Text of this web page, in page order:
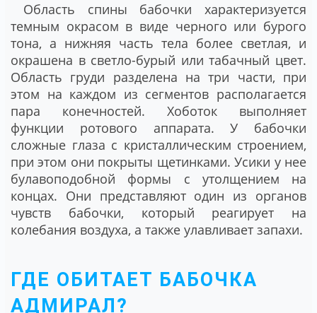
Область спины бабочки характеризуется
темным окрасом в виде черного или бурого
тона, а нижняя часть тела более светлая, и
окрашена в светло-бурый или табачный цвет.
Область груди разделена на три части, при
этом на каждом из сегментов располагается
пара конечностей. Хоботок выполняет
функции ротового аппарата. У бабочки
сложные глаза с кристаллическим строением,
при этом они покрыты щетинками. Усики у нее
булавоподобной формы с утолщением на
концах. Они представляют один из органов
чувств бабочки, который реагирует на
колебания воздуха, а также улавливает запахи.
ГДЕ ОБИТАЕТ БАБОЧКА
АДМИРАЛ?